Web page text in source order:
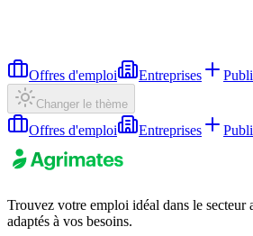
Offres d'emploi Entreprises
Changer le thème
Offres d'emploi Entreprises
Trouvez votre emploi idéal dans le secteur
adaptés à vos besoins.